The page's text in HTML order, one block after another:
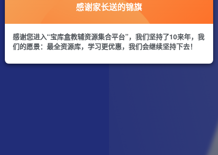
感谢家长送的锦旗
感谢您进入“宝库盒教辅资源集合平台”，我们坚持了10来年，我
们的愿景：最全资源库，学习更优惠，我们会继续坚持下去！